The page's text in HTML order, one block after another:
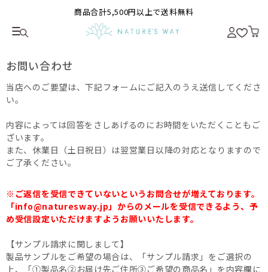
商品合計5,500円以上で送料無料
お問い合わせ
当店へのご要望は、下記フォームにご記入のうえ送信してくださ
い。
内容によっては回答をさしあげるのにお時間をいただくこともご
ざいます。
また、休業日（土日祝日）は翌営業日以降の対応となりますので
ご了承ください。
※ご返信を受信できていないというお問合せが増えております。
「info@naturesway.jp」からのメールを受信できるよう、予
め受信設定いただけますようお願いいたします。
【サンプル請求に関しまして】
製品サンプルをご希望の場合は、「サンプル請求」をご選択の
上、「①製品名②お届け先ご住所③ご希望の商品名」を内容欄に